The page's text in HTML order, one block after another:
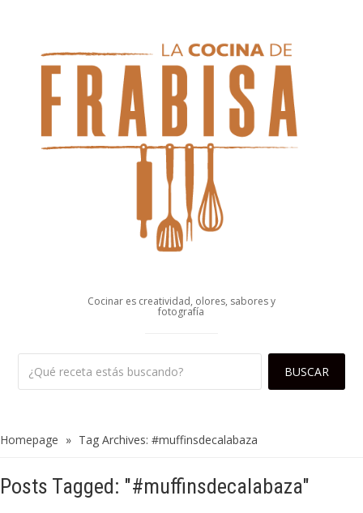
Cocinar es creatividad, olores, sabores y
fotografía
Homepage » Tag Archives: #muffinsdecalabaza
Posts Tagged: "#muffinsdecalabaza"